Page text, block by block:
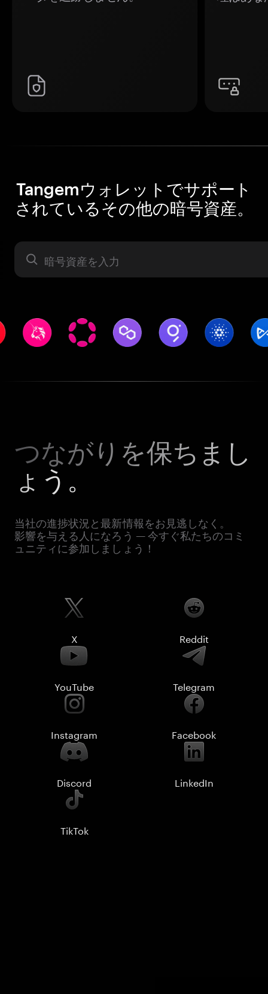
Tangemウォレットでサポート
されているその他の暗号資産。
暗号資産
つながりを保ちまし
ょう。
当社の進捗状況と最新情報をお見逃しなく。
影響を与える人になろう — 今すぐ私たちのコミ
ュニティに参加しましょう！
X Reddit
YouTube Telegram
Instagram Facebook
Discord LinkedIn
TikTok